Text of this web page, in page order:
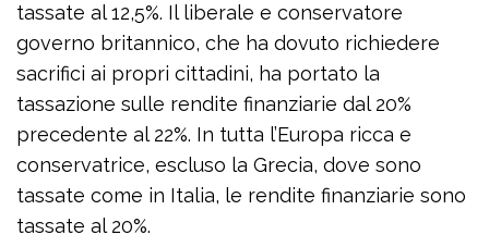
tassate al 12,5%. Il liberale e conservatore
governo britannico, che ha dovuto richiedere
sacrifici ai propri cittadini, ha portato la
tassazione sulle rendite finanziarie dal 20%
precedente al 22%. In tutta l’Europa ricca e
conservatrice, escluso la Grecia, dove sono
tassate come in Italia, le rendite finanziarie sono
tassate al 20%.